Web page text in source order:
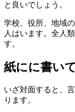
と良いでしょう。
学校、役所、地域
人はいます。全人
す。
紙にに書い
いざ対面すると、
ります。